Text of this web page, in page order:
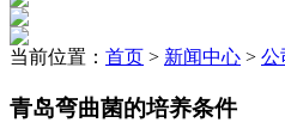
当前位置： 首页 > 新闻中心 > 公
青岛弯曲菌的培养条件